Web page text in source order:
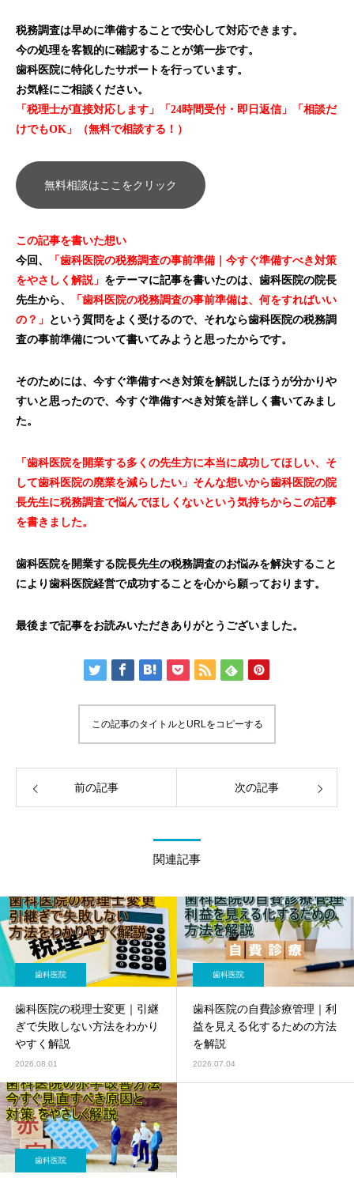
税務調査は早めに準備することで安心して対応できます。
今の処理を客観的に確認することが第一歩です。
歯科医院に特化したサポートを行っています。
お気軽にご相談ください。
「税理士が直接対応します」「24時間受付・即日返信」「相談だ
けでもOK」（無料で相談する！）
無料相談はここをクリック
この記事を書いた想い
今回、
「歯科医院の税務調査の事前準備｜今すぐ準備すべき対策
をやさしく解説」 をテーマに記事を書いたのは、歯科医院の院長
先生から、
「歯科医院の税務調査の事前準備は、何をすればいい
の？」 という質問をよく受けるので、それなら歯科医院の税務調
査の事前準備について書いてみようと思ったからです。
そのためには、今すぐ準備すべき対策を解説したほうが分かりや
すいと思ったので、今すぐ準備すべき対策を詳しく書いてみまし
た。
「歯科医院を開業する多くの先生方に本当に成功してほしい、そ
して歯科医院の廃業を減らしたい」そんな想いから歯科医院の院
長先生に税務調査で悩んでほしくないという気持ちからこの記事
を書きました。
歯科医院を開業する院長先生の税務調査のお悩みを解決すること
により歯科医院経営で成功することを心から願っております。
最後まで記事をお読みいただきありがとうございました。
この記事のタイトルとURLをコピーする
前の記事 次の記事
関連記事
歯科医院
歯科医院の税理士変更｜引継
ぎで失敗しない方法をわかり
やすく解説
2026.08.01
歯科医院
歯科医院の自費診療管理｜利
益を見える化するための方法
を解説
2026.07.04
歯科医院